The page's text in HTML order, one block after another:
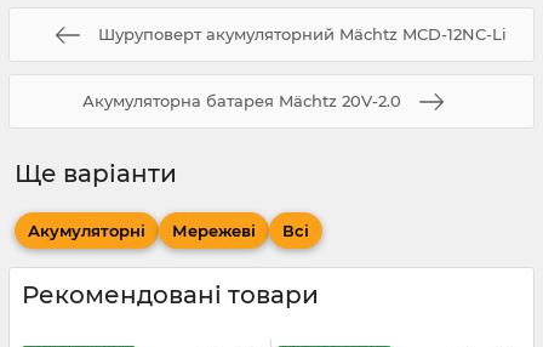
Шуруповерт акумуляторний Mächtz MCD-12NC-Li
Акумуляторна батарея Mächtz 20V-2.0
Ще варіанти
Акумуляторні Мережеві Всі
Рекомендовані товари